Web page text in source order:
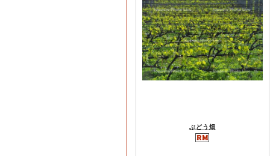
ぶどう畑